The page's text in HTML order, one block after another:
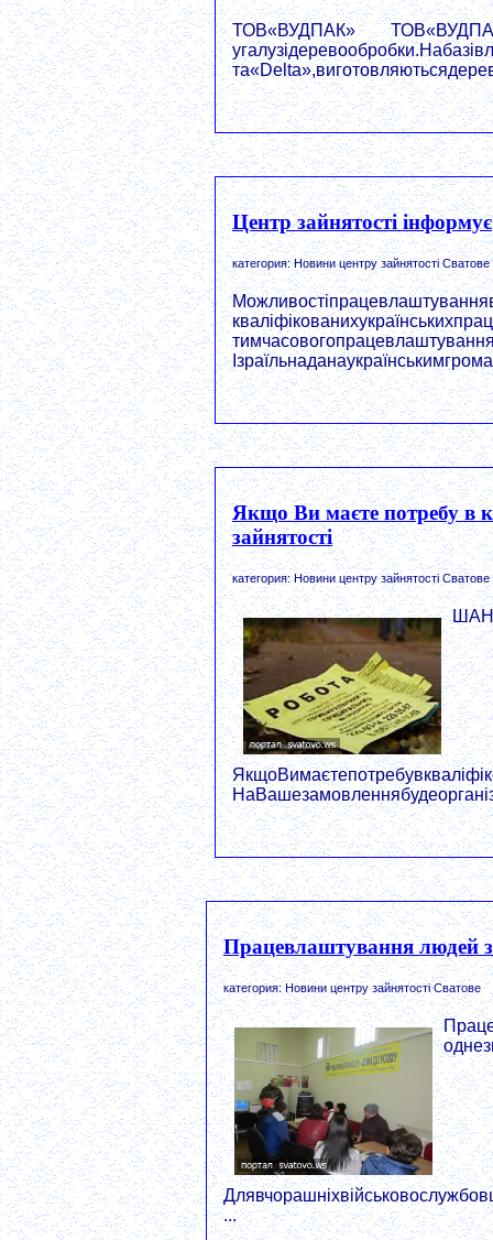
ТОВ«ВУДПАК»
Центр зайнятості інформує
категория: Новини центру зайнятості Сватове
Якщо Ви маєте потребу в
зайнятості
категория: Новини центру зайнятості Сватове
Працевлаштування людей з
категория: Новини центру зайнятості Сватове
...